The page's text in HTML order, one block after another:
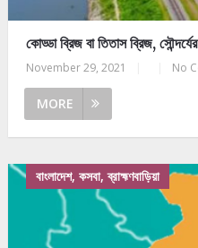
কোড্ডা ব্রিজ বা তিতাস ব্রিজ,
November 29, 2021 No
MORE
বাংলাদেশ, কসবা, ব্রাহ্মণবাড়িয়া